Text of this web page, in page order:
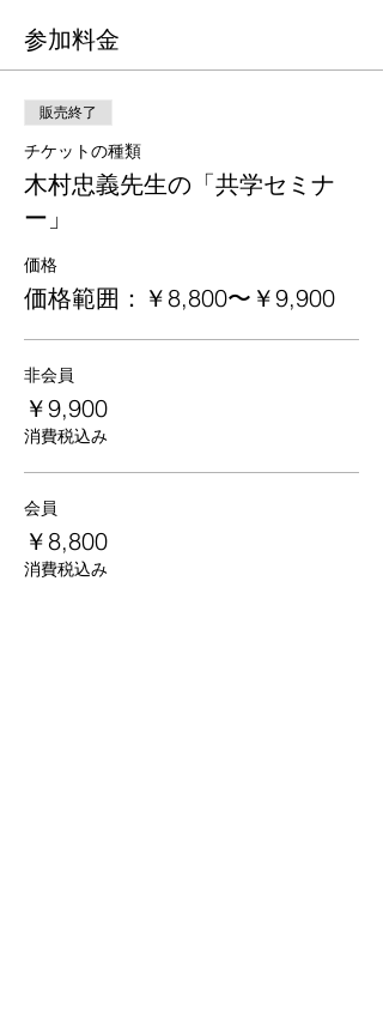
参加料金
販売終了
チケットの種類
木村忠義先生の「共学セミナ
ー」
価格
価格範囲：￥8,800〜￥9,900
非会員
￥9,900
消費税込み
会員
￥8,800
消費税込み